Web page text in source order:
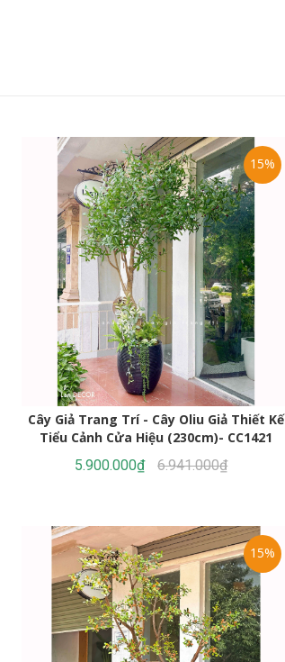
Cây Giả Trang Trí - Cây Oliu Giả Thiết Kế
Tiểu Cảnh Cửa Hiệu (230cm)- CC1421
15%
5.900.000₫ 6.941.000₫
15%